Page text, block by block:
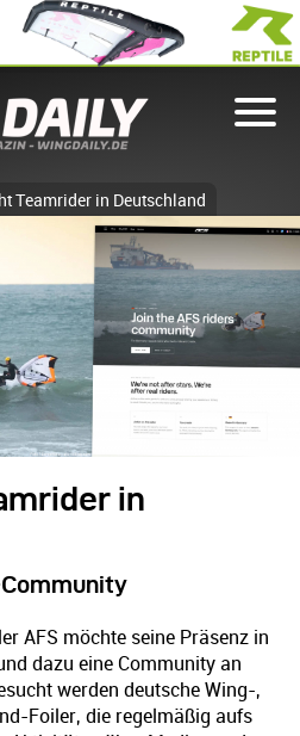
Teamrider in Deutschland
in
AFS möchte seine Präsenz in
dazu eine Community an
werden deutsche Wing-,
Foiler, die regelmäßig aufs